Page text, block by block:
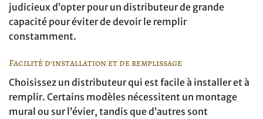
judicieux d’opter pour un distributeur de grande
capacité pour éviter de devoir le remplir
constamment.
Facilité d’installation et de remplissage
Choisissez un distributeur qui est facile à installer et à
remplir. Certains modèles nécessitent un montage
mural ou sur l’évier, tandis que d’autres sont